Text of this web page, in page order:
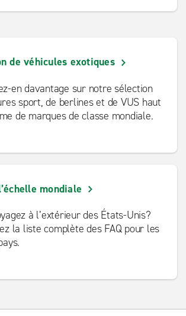
de véhicules exotiques
en davantage sur notre sélection
sport, de berlines et de VUS haut
de marques de classe mondiale.
mondiale
à l’extérieur des États-Unis?
la liste complète des FAQ pour les